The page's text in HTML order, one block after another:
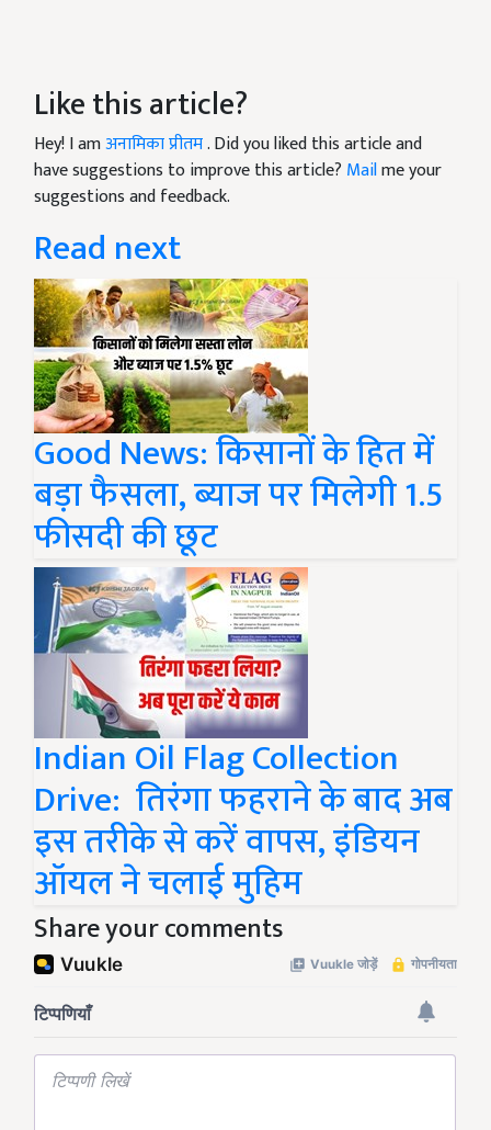
Like this article?
Hey! I amअनामिका प्रीतम. Did you liked this article and
have suggestions to improve this article? Mailme your
suggestions and feedback.
Read next
Good News: किसानों के हित में
बड़ा फैसला, ब्याज पर मिलेगी 1.5
फीसदी की छूट
Indian Oil Flag Collection
Drive: तिरंगा फहराने के बाद अब
इस तरीके से करें वापस, इंडियन
ऑयल ने चलाई मुहिम
Share your comments